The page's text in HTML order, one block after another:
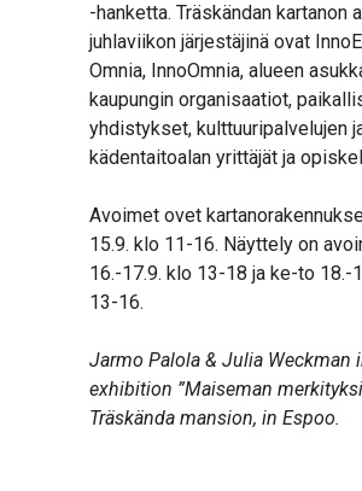
-hanketta. Träskändan kartanon
juhlaviikon järjestäjinä ovat
Omnia, InnoOmnia, alueen
kaupungin organisaatiot,
yhdistykset, kulttuuripalvelujen
kädentaitoalan yrittäjät ja
Avoimet ovet
15.9. klo 11-16. Näyttely on
16.-17.9. klo 13-18 ja ke-to 18.-
13-16.
Jarmo Palola & Julia Weckman
exhibition ”Maiseman
Träskända mansion, in Espoo.